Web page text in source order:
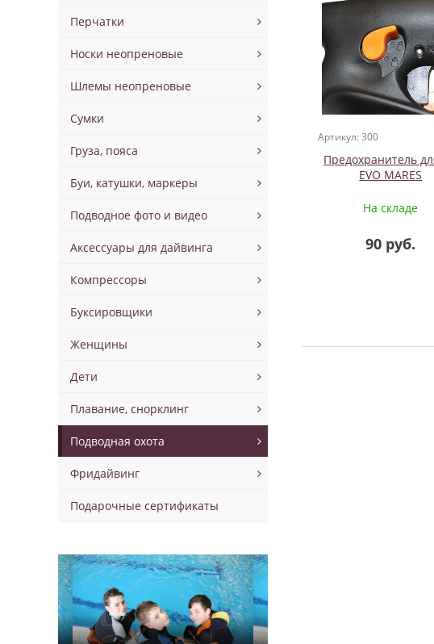
Перчатки
Носки неопреновые
Шлемы неопреновые
Сумки
Груза, пояса
Буи, катушки, маркеры
Подводное фото и видео
Аксессуары для дайвинга
Компрессоры
Буксировщики
Женщины
Дети
Плавание, снорклинг
Подводная охота
Фридайвинг
Подарочные сертификаты
Артикул: 300
Предохранитель
EVO MARES
На складе
90 руб.